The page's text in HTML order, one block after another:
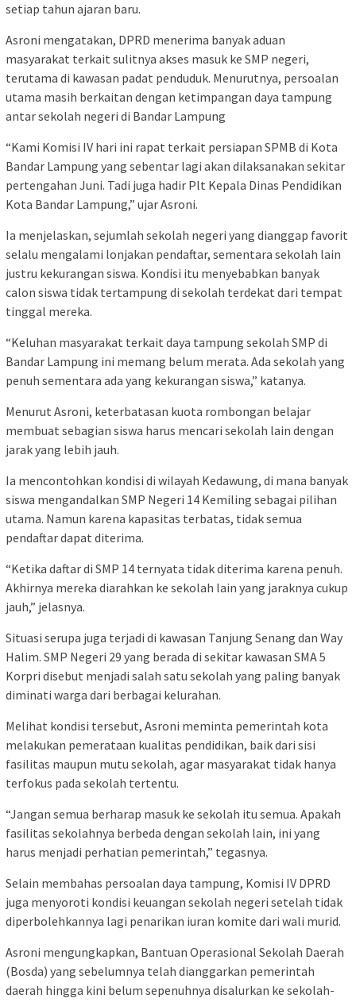
setiap tahun ajaran baru.
Asroni mengatakan, DPRD menerima banyak aduan
masyarakat terkait sulitnya akses masuk ke SMP negeri,
terutama di kawasan padat penduduk. Menurutnya, persoalan
utama masih berkaitan dengan ketimpangan daya tampung
antar sekolah negeri di Bandar Lampung
“Kami Komisi IV hari ini rapat terkait persiapan SPMB di Kota
Bandar Lampung yang sebentar lagi akan dilaksanakan sekitar
pertengahan Juni. Tadi juga hadir Plt Kepala Dinas Pendidikan
Kota Bandar Lampung,” ujar Asroni.
Ia menjelaskan, sejumlah sekolah negeri yang dianggap favorit
selalu mengalami lonjakan pendaftar, sementara sekolah lain
justru kekurangan siswa. Kondisi itu menyebabkan banyak
calon siswa tidak tertampung di sekolah terdekat dari tempat
tinggal mereka.
“Keluhan masyarakat terkait daya tampung sekolah SMP di
Bandar Lampung ini memang belum merata. Ada sekolah yang
penuh sementara ada yang kekurangan siswa,” katanya.
Menurut Asroni, keterbatasan kuota rombongan belajar
membuat sebagian siswa harus mencari sekolah lain dengan
jarak yang lebih jauh.
Ia mencontohkan kondisi di wilayah Kedawung, di mana banyak
siswa mengandalkan SMP Negeri 14 Kemiling sebagai pilihan
utama. Namun karena kapasitas terbatas, tidak semua
pendaftar dapat diterima.
“Ketika daftar di SMP 14 ternyata tidak diterima karena penuh.
Akhirnya mereka diarahkan ke sekolah lain yang jaraknya cukup
jauh,” jelasnya.
Situasi serupa juga terjadi di kawasan Tanjung Senang dan Way
Halim. SMP Negeri 29 yang berada di sekitar kawasan SMA 5
Korpri disebut menjadi salah satu sekolah yang paling banyak
diminati warga dari berbagai kelurahan.
Melihat kondisi tersebut, Asroni meminta pemerintah kota
melakukan pemerataan kualitas pendidikan, baik dari sisi
fasilitas maupun mutu sekolah, agar masyarakat tidak hanya
terfokus pada sekolah tertentu.
“Jangan semua berharap masuk ke sekolah itu semua. Apakah
fasilitas sekolahnya berbeda dengan sekolah lain, ini yang
harus menjadi perhatian pemerintah,” tegasnya.
Selain membahas persoalan daya tampung, Komisi IV DPRD
juga menyoroti kondisi keuangan sekolah negeri setelah tidak
diperbolehkannya lagi penarikan iuran komite dari wali murid.
Asroni mengungkapkan, Bantuan Operasional Sekolah Daerah
(Bosda) yang sebelumnya telah dianggarkan pemerintah
daerah hingga kini belum sepenuhnya disalurkan ke sekolah-